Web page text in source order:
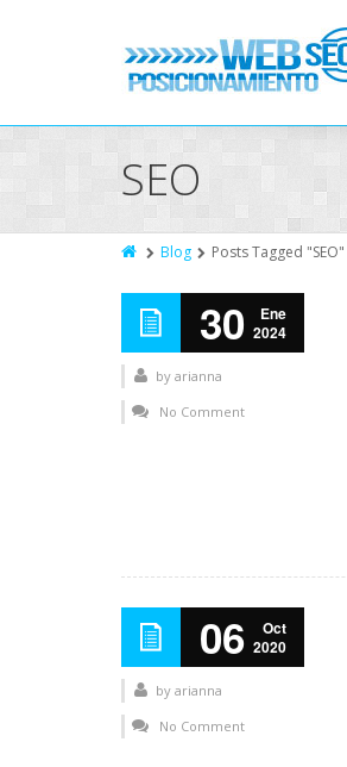
SEO
Blog Posts Tagged "SEO"
30
Ene
2024
by arianna
No Comment
06
Oct
2020
by arianna
No Comment